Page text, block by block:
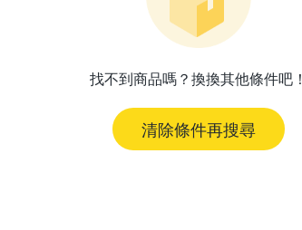
找不到商品嗎？換換其他條件吧！
清除條件再搜尋